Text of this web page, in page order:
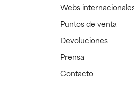
Webs
Puntos de venta
Devoluciones
Prensa
Contacto